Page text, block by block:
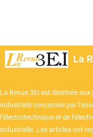
La
La Revue 3EI est destinée
industriels concernés par
l’électrotechnique et de
industrielle. Les articles ont